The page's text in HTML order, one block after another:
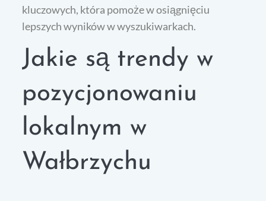
kluczowych, która pomoże w osiągnięciu
lepszych wyników w wyszukiwarkach.
Jakie są trendy w
pozycjonowaniu
lokalnym w
Wałbrzychu